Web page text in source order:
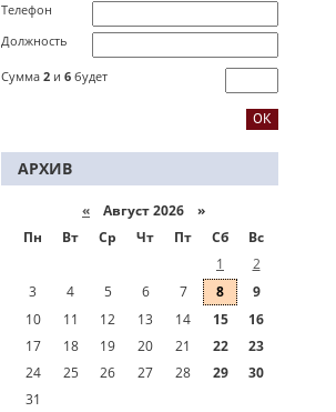
Телефон
Должность
Сумма 2 и 6 будет
АРХИВ
« Август 2026 »
Пн
Вт Ср Чт Пт Сб
Вс
1
2
3
4 5 6 7 8
9
10
11 12 13 14 15
16
17
18 19 20 21 22
23
24
25 26 27 28 29
30
31